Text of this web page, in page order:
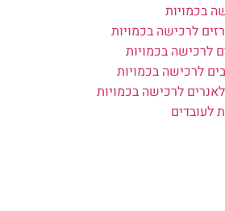
בכמויות
לרכישה בכמויות
לרכישה בכמויות
לרכישה בכמויות
לרכישה בכמויות
לעובדים